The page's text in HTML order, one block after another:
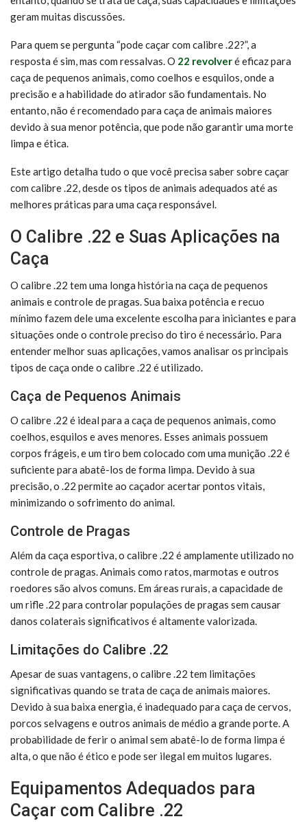
geram muitas discussões.
Para quem se pergunta “pode caçar com calibre .22?”, a
resposta é sim, mas com ressalvas. O 22 revolveré eficaz para
caça de pequenos animais, como coelhos e esquilos, onde a
precisão e a habilidade do atirador são fundamentais. No
entanto, não é recomendado para caça de animais maiores
devido à sua menor potência, que pode não garantir uma morte
limpa e ética.
Este artigo detalha tudo o que você precisa saber sobre caçar
com calibre .22, desde os tipos de animais adequados até as
melhores práticas para uma caça responsável.
O Calibre .22 e Suas Aplicações na
Caça
O calibre .22 tem uma longa história na caça de pequenos
animais e controle de pragas. Sua baixa potência e recuo
mínimo fazem dele uma excelente escolha para iniciantes e para
situações onde o controle preciso do tiro é necessário. Para
entender melhor suas aplicações, vamos analisar os principais
tipos de caça onde o calibre .22 é utilizado.
Caça de Pequenos Animais
O calibre .22 é ideal para a caça de pequenos animais, como
coelhos, esquilos e aves menores. Esses animais possuem
corpos frágeis, e um tiro bem colocado com uma munição .22 é
suficiente para abatê-los de forma limpa. Devido à sua
precisão, o .22 permite ao caçador acertar pontos vitais,
minimizando o sofrimento do animal.
Controle de Pragas
Além da caça esportiva, o calibre .22 é amplamente utilizado no
controle de pragas. Animais como ratos, marmotas e outros
roedores são alvos comuns. Em áreas rurais, a capacidade de
um rifle .22 para controlar populações de pragas sem causar
danos colaterais significativos é altamente valorizada.
Limitações do Calibre .22
Apesar de suas vantagens, o calibre .22 tem limitações
significativas quando se trata de caça de animais maiores.
Devido à sua baixa energia, é inadequado para caça de cervos,
porcos selvagens e outros animais de médio a grande porte. A
probabilidade de ferir o animal sem abatê-lo de forma limpa é
alta, o que não é ético e pode ser ilegal em muitos lugares.
Equipamentos Adequados para
Caçar com Calibre .22